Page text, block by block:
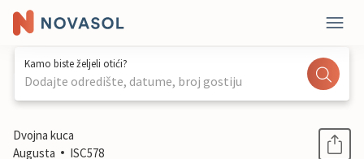
Kamo biste željeli otići?
Dodajte odredište, datume, broj gostiju
1 / 28
Dvojna kuca
Augusta
ISC578